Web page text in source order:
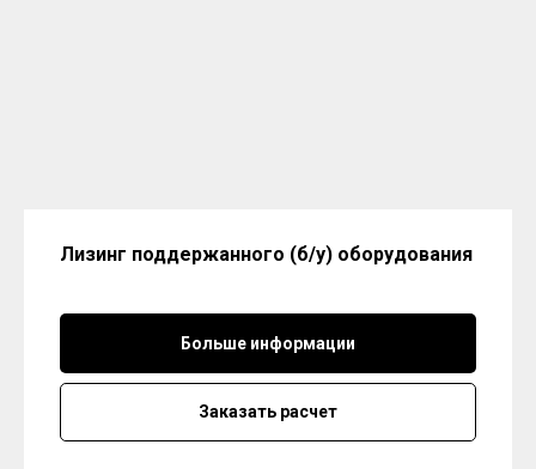
Лизинг поддержанного (б/у) оборудования
Больше информации
Заказать расчет